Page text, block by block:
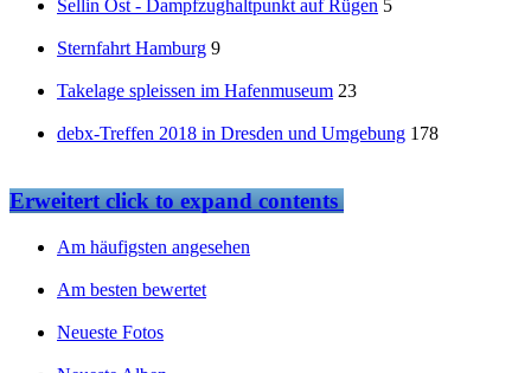
Sellin Ost - Dampfzughaltpunkt auf Rügen 5
Sternfahrt Hamburg 9
Takelage spleissen im Hafenmuseum 23
debx-Treffen 2018 in Dresden und Umgebung 178
Erweitertclick to expand contents
Am häufigsten angesehen
Am besten bewertet
Neueste Fotos